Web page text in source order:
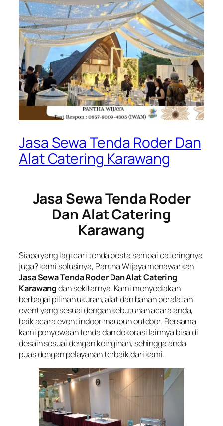
Jasa Sewa Tenda Roder Dan
Alat Catering Karawang
Jasa Sewa Tenda Roder
Dan Alat Catering
Karawang
Siapa yang lagi cari tenda pesta sampai cateringnya
juga? kami solusinya, Pantha Wijaya menawarkan
Jasa Sewa Tenda Roder Dan Alat Catering
Karawangdan sekitarnya. Kami menyediakan
berbagai pilihan ukuran, alat dan bahan peralatan
event yang sesuai dengan kebutuhan acara anda,
baik acara event indoor maupun outdoor. Bersama
kami penyewaan tenda dan dekorasi lainnya bisa di
desain sesuai dengan keinginan, sehingga anda
puas dengan pelayanan terbaik dari kami.